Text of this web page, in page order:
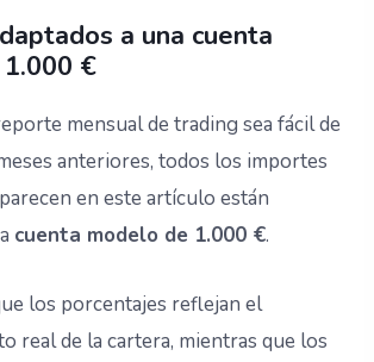
a una cuenta
€
mensual de trading sea fácil de
anteriores, todos los importes
en este artículo están
cuenta modelo de 1.000 €.
los porcentajes reflejan el
real de la cartera, mientras que los